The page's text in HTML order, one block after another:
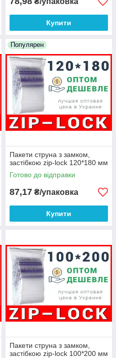
Купити
Популярен
Пакети струна з замком,
застібкою zip-lock 120*180 мм
Готово до відправки
87,17 ₴/упаковка
Купити
Пакети струна з замком,
застібкою zip-lock 100*200 мм